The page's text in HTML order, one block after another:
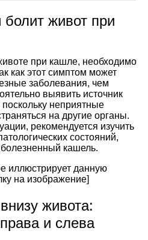
живот при
при кашле, необходимо
как этот симптом может
заболевания, чем
выявить источник
неприятные
на другие органы.
рекомендуется изучить
состояний,
кашель.
иллюстрирует данную
на изображение]
живота:
и слева